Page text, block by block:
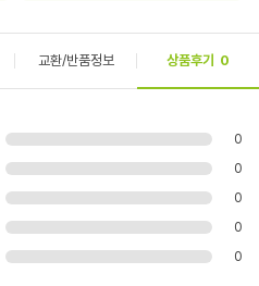
교환/반품정보 상품후기 0
0
0
0
0
0